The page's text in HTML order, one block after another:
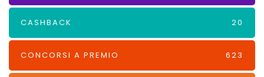
CASHBACK 20
CONCORSI A PREMIO 623